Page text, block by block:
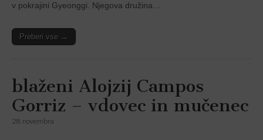
v pokrajini Gyeonggi. Njegova družina…
Preberi vse →
blaženi Alojzij Campos
Gorriz – vdovec in mučenec
28. novembra